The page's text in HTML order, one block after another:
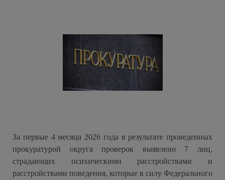
За первые 4 месяца 2026 года в результате проведенных
прокуратурой округа проверок выявлено 7 лиц,
страдающих психическими расстройствами и
расстройствами поведения, которые в силу Федерального